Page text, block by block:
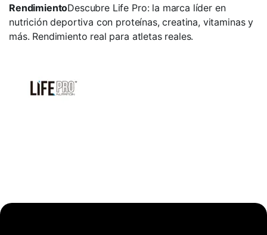
RendimientoDescubre Life Pro: la marca líder en
nutrición deportiva con proteínas, creatina, vitaminas y
más. Rendimiento real para atletas reales.